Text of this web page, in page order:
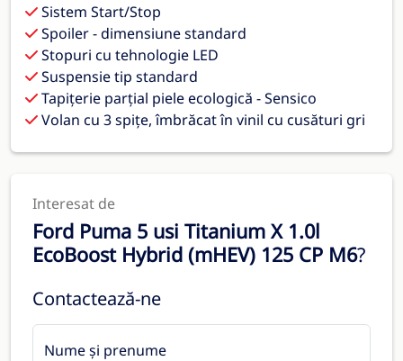
Sistem Start/Stop
Spoiler - dimensiune standard
Stopuri cu tehnologie LED
Suspensie tip standard
Tapiţerie parţial piele ecologică - Sensico
Volan cu 3 spițe, îmbrăcat în vinil cu cusături gri
Interesat de
Ford Puma 5 usi Titanium X 1.0l
EcoBoost Hybrid (mHEV) 125 CP M6?
Contactează-ne
Nume și prenume